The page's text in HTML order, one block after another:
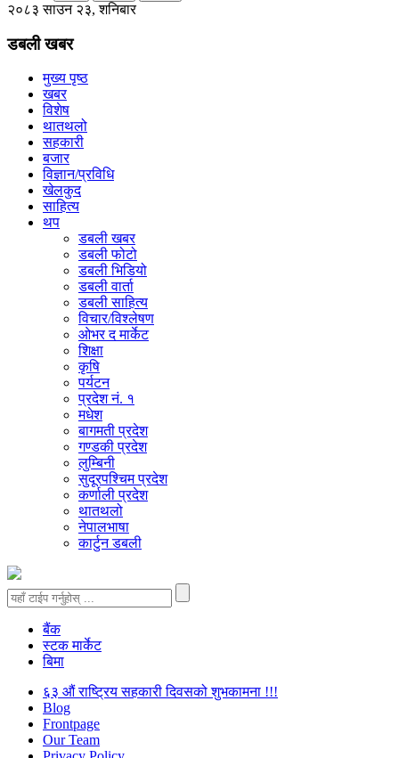
२०८३ साउन २३, शनिबार
डबली खबर
मुख्य पृष्ठ
खबर
विशेष
थातथलो
सहकारी
बजार
विज्ञान/प्रविधि
खेलकुद
साहित्य
थप
डबली खबर
डबली फोटो
डबली भिडियो
डबली वार्ता
डबली साहित्य
विचार/विश्‍लेषण
ओभर द मार्केट
शिक्षा
कृषि
पर्यटन
प्रदेश नं. १
मधेश
बागमती प्रदेश
गण्डकी प्रदेश
लुम्बिनी
सुदूरपश्चिम प्रदेश
कर्णाली प्रदेश
थातथलो
नेपालभाषा
कार्टुन डबली
बैंक
स्टक मार्केट
बिमा
६३ औं राष्ट्रिय सहकारी दिवसको शुभकामना !!!
Blog
Frontpage
Our Team